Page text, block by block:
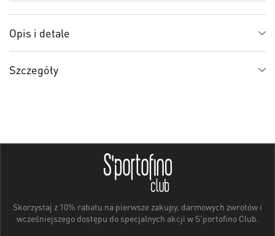
Opis i detale
Szczegóły
Skorzystaj z 10% rabatu na pierwsze zakupy, darmowych zwrotów i
wcześniejszego dostępu do specjalnych akcji w S'portofino Club.